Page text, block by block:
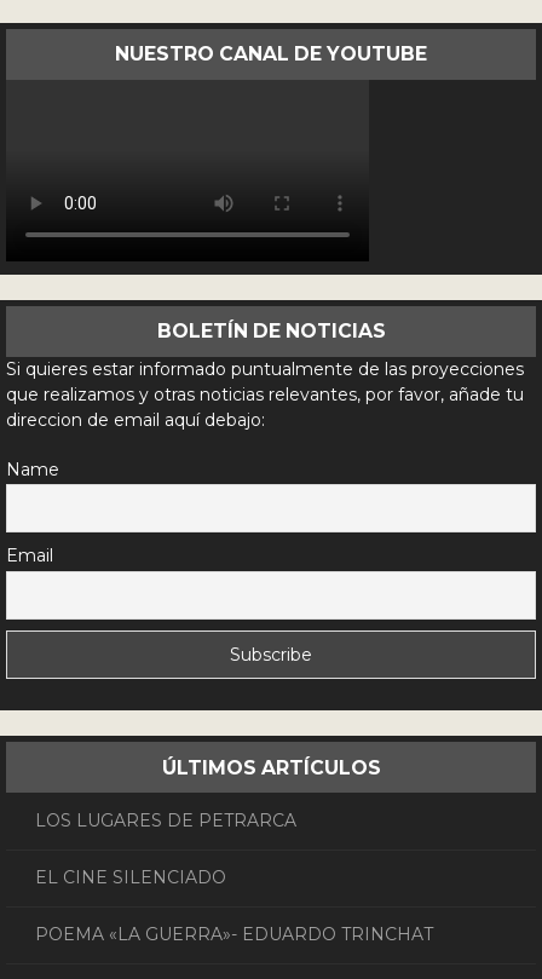
NUESTRO CANAL DE YOUTUBE
BOLETÍN DE NOTICIAS
Si quieres estar informado puntualmente de las proyecciones
que realizamos y otras noticias relevantes, por favor, añade tu
direccion de email aquí debajo:
Name
Email
ÚLTIMOS ARTÍCULOS
LOS LUGARES DE PETRARCA
EL CINE SILENCIADO
POEMA «LA GUERRA»- EDUARDO TRINCHAT